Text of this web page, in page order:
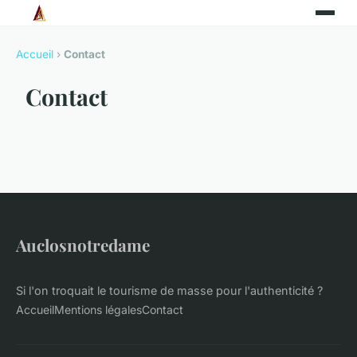
Accueil › Contact
Contact
Auclosnotredame
Si l'on troquait le tourisme de masse pour l'authenticité ?
AccueilMentions légalesContact